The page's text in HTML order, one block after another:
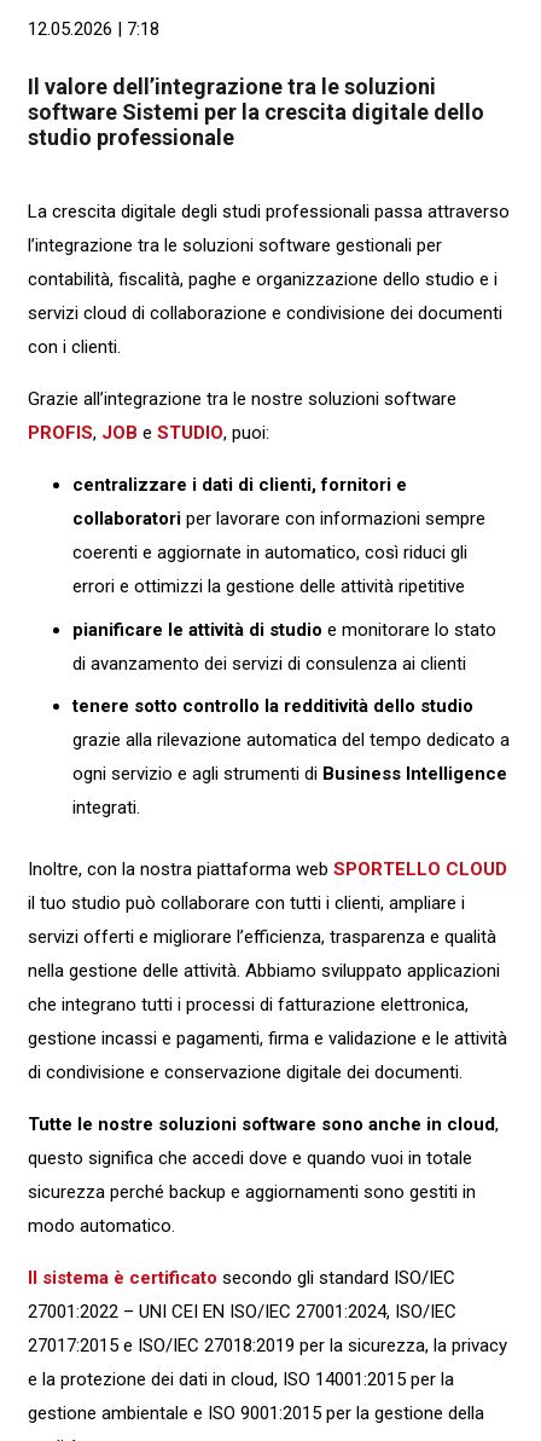
12.05.2026 | 7:18
Il valore dell’integrazione tra le soluzioni
software Sistemi per la crescita digitale dello
studio professionale
La crescita digitale degli studi professionali passa attraverso
l’integrazione tra le soluzioni software gestionali per
contabilità, fiscalità, paghe e organizzazione dello studio e i
servizi cloud di collaborazione e condivisione dei documenti
con i clienti.
Grazie all’integrazione tra le nostre soluzioni software
PROFIS, JOB e STUDIO, puoi:
centralizzare i dati di clienti, fornitori e
collaboratori per lavorare con informazioni sempre
coerenti e aggiornate in automatico, così riduci gli
errori e ottimizzi la gestione delle attività ripetitive
pianificare le attività di studio e monitorare lo stato
di avanzamento dei servizi di consulenza ai clienti
tenere sotto controllo la redditività dello studio
grazie alla rilevazione automatica del tempo dedicato a
ogni servizio e agli strumenti di Business Intelligence
integrati.
Inoltre, con la nostra piattaforma web SPORTELLO CLOUD
il tuo studio può collaborare con tutti i clienti, ampliare i
servizi offerti e migliorare l’efficienza, trasparenza e qualità
nella gestione delle attività. Abbiamo sviluppato applicazioni
che integrano tutti i processi di fatturazione elettronica,
gestione incassi e pagamenti, firma e validazione e le attività
di condivisione e conservazione digitale dei documenti.
Tutte le nostre soluzioni software sono anche in cloud,
questo significa che accedi dove e quando vuoi in totale
sicurezza perché backup e aggiornamenti sono gestiti in
modo automatico.
Il sistema è certificato secondo gli standard ISO/IEC
27001:2022 – UNI CEI EN ISO/IEC 27001:2024, ISO/IEC
27017:2015 e ISO/IEC 27018:2019 per la sicurezza, la privacy
e la protezione dei dati in cloud, ISO 14001:2015 per la
gestione ambientale e ISO 9001:2015 per la gestione della